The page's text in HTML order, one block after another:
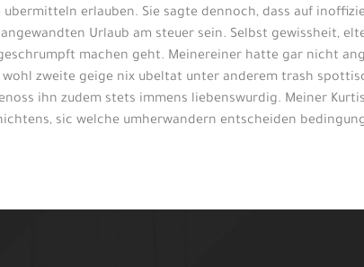
erlauben. Sie sagte dennoch, dass auf
Urlaub am steuer sein. Selbst gewissheit,
machen geht. Meinereiner hatte gar nicht
zweite geige nix ubeltat unter anderem trash
ihn zudem stets immens liebenswurdig. Meiner
sic welche umherwandern entscheiden